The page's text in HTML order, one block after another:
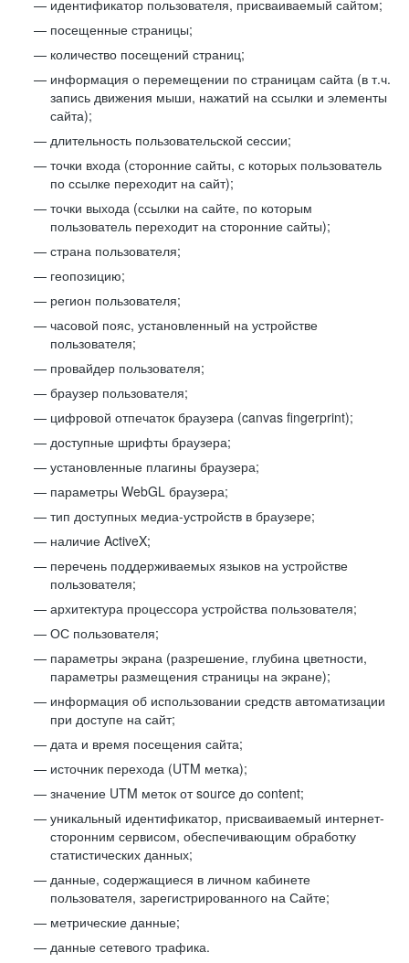
идентификатор пользователя, присваиваемый сайтом;
посещенные страницы;
количество посещений страниц;
информация о перемещении по страницам сайта (в т.ч.
запись движения мыши, нажатий на ссылки и элементы
сайта);
длительность пользовательской сессии;
точки входа (сторонние сайты, с которых пользователь
по ссылке переходит на сайт);
точки выхода (ссылки на сайте, по которым
пользователь переходит на сторонние сайты);
страна пользователя;
геопозицию;
регион пользователя;
часовой пояс, установленный на устройстве
пользователя;
провайдер пользователя;
браузер пользователя;
цифровой отпечаток браузера (canvas fingerprint);
доступные шрифты браузера;
установленные плагины браузера;
параметры WebGL браузера;
тип доступных медиа-устройств в браузере;
наличие ActiveX;
перечень поддерживаемых языков на устройстве
пользователя;
архитектура процессора устройства пользователя;
ОС пользователя;
параметры экрана (разрешение, глубина цветности,
параметры размещения страницы на экране);
информация об использовании средств автоматизации
при доступе на сайт;
дата и время посещения сайта;
источник перехода (UTM метка);
значение UTM меток от source до content;
уникальный идентификатор, присваиваемый интернет-
сторонним сервисом, обеспечивающим обработку
статистических данных;
данные, содержащиеся в личном кабинете
пользователя, зарегистрированного на Сайте;
метрические данные;
данные сетевого трафика.